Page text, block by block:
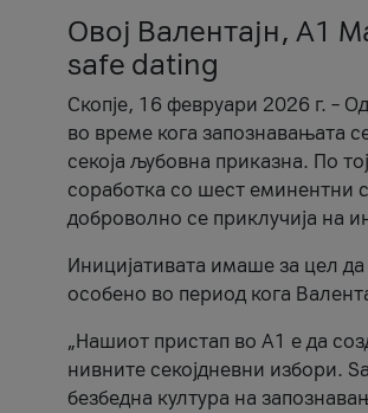
Овој Валентајн, A1
safe dating
Скопје, 16 февруари 2026 г. –
во време кога запознавањата
секоја љубовна приказна. По
соработка со шест еминентни
доброволно се приклучија на
Иницијативата имаше за цел
особено во период кога
„Нашиот пристап во А1 е да
нивните секојдневни избори.
безбедна култура на